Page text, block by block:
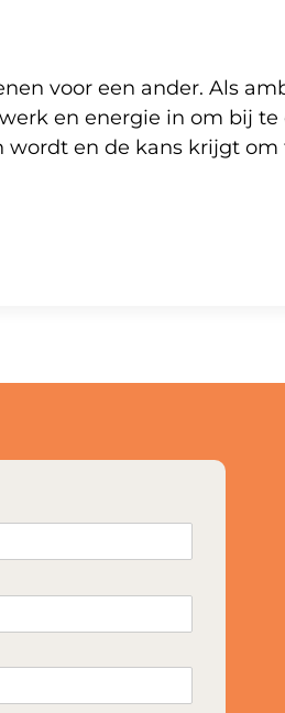
voor een ander. Als
en energie in om bij te
en de kans krijgt om